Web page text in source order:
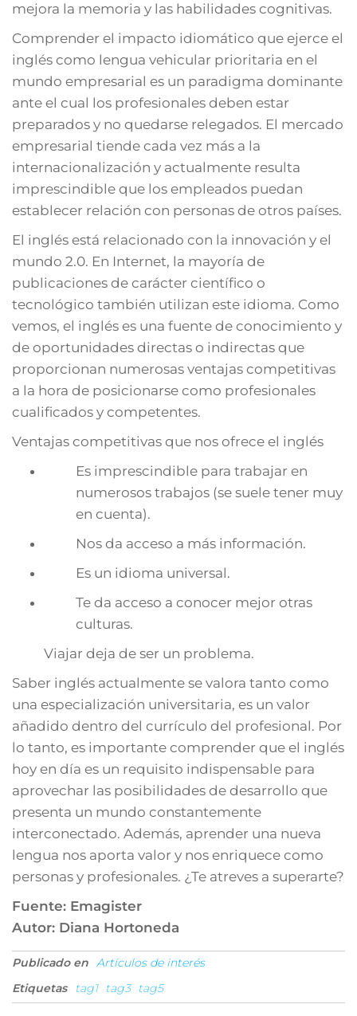
mejora la memoria y las habilidades cognitivas.
Comprender el impacto idiomático que ejerce el
inglés como lengua vehicular prioritaria en el
mundo empresarial es un paradigma dominante
ante el cual los profesionales deben estar
preparados y no quedarse relegados. El mercado
empresarial tiende cada vez más a la
internacionalización y actualmente resulta
imprescindible que los empleados puedan
establecer relación con personas de otros países.
El inglés está relacionado con la innovación y el
mundo 2.0. En Internet, la mayoría de
publicaciones de carácter científico o
tecnológico también utilizan este idioma. Como
vemos, el inglés es una fuente de conocimiento y
de oportunidades directas o indirectas que
proporcionan numerosas ventajas competitivas
a la hora de posicionarse como profesionales
cualificados y competentes.
Ventajas competitivas que nos ofrece el inglés
Es imprescindible para trabajar en
numerosos trabajos (se suele tener muy
en cuenta).
Nos da acceso a más información.
Es un idioma universal.
Te da acceso a conocer mejor otras
culturas.
Viajar deja de ser un problema.
Saber inglés actualmente se valora tanto como
una especialización universitaria, es un valor
añadido dentro del currículo del profesional. Por
lo tanto, es importante comprender que el inglés
hoy en día es un requisito indispensable para
aprovechar las posibilidades de desarrollo que
presenta un mundo constantemente
interconectado. Además, aprender una nueva
lengua nos aporta valor y nos enriquece como
personas y profesionales. ¿Te atreves a superarte?
Fuente: Emagister
Autor: Diana Hortoneda
Publicado en Artículos de interés
Etiquetas
tag1 tag3 tag5